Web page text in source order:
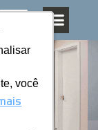
você
você